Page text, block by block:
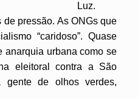
Luz.
de pressão. As ONGs que
“caridoso”. Quase
anarquia urbana como se
eleitoral contra a São
gente de olhos verdes,